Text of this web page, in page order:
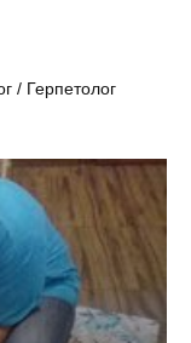
/ Герпетолог